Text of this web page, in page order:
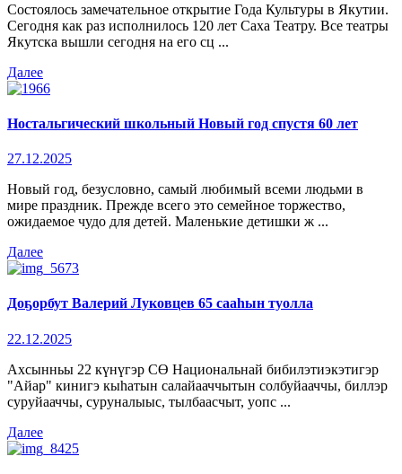
Состоялось замечательное открытие Года Культуры в Якутии.
Сегодня как раз исполнилось 120 лет Саха Театру. Все театры
Якутска вышли сегодня на его сц ...
Далее
Ностальгический школьный Новый год спустя 60 лет
27.12.2025
Новый год, безусловно, самый любимый всеми людьми в
мире праздник. Прежде всего это семейное торжество,
ожидаемое чудо для детей. Маленькие детишки ж ...
Далее
Доҕорбут Валерий Луковцев 65 сааһын туолла
22.12.2025
Ахсынньы 22 күнүгэр СӨ Национальнай бибилэтиэкэтигэр
"Айар" кинигэ кыһатын салайааччытын солбуйааччы, биллэр
суруйааччы, суруналыыс, тылбаасчыт, уопс ...
Далее